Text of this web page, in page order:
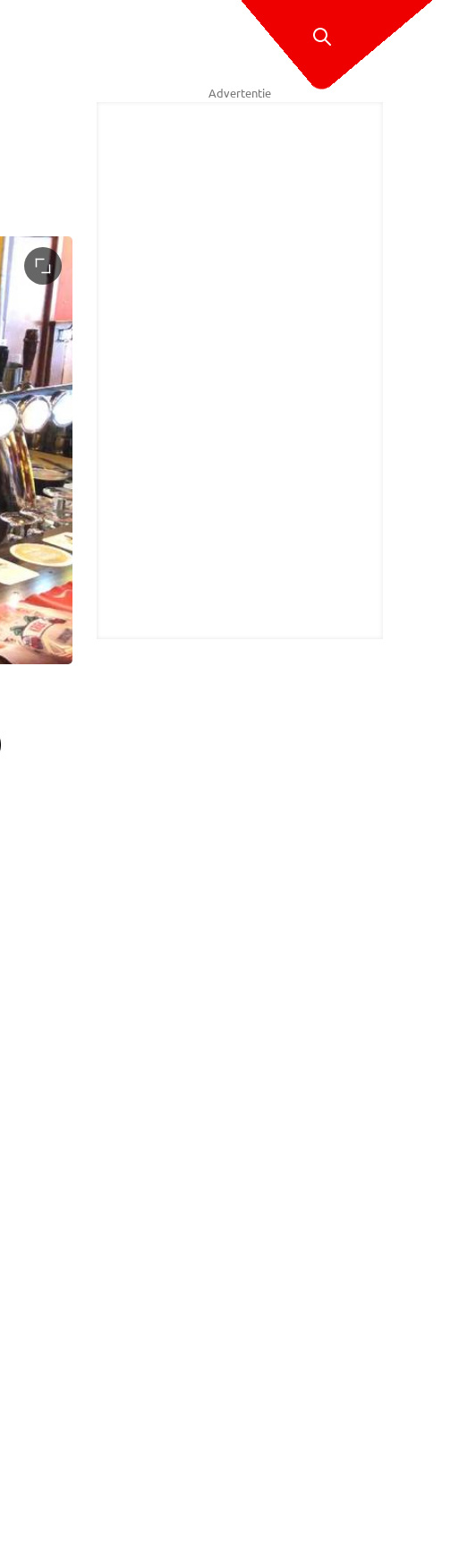
Advertentie